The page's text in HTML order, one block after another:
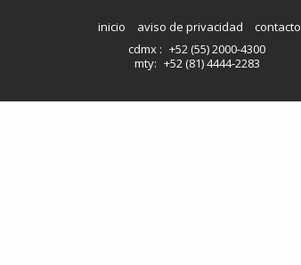
inicio aviso de privacidad
contacto
cdmx : +52 (55) 2000-4300
mty: +52 (81) 4444-2283